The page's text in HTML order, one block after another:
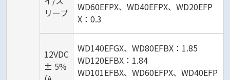
リープ
WD60EFPX、WD40EFPX、WD20EFP
X：0.3
12VDC
± 5%
WD140EFGX、WD80EFBX：1.85
WD120EFBX：1.84
WD101EFBX、WD60EFPX、WD40EFP